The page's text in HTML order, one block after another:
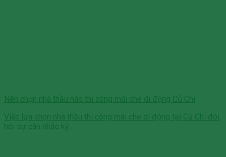
Nên chọn nhà thầu nào thi công mái che di động Củ Chi
Việc lựa chọn nhà thầu thi công mái che di động tại Củ Chi đòi
hỏi sự cân nhắc kỹ...